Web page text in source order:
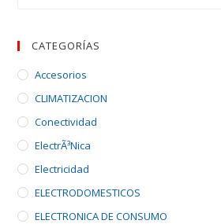
CATEGORÍAS
Accesorios
CLIMATIZACION
Conectividad
ElectrÃ³nica
Electricidad
ELECTRODOMESTICOS
ELECTRONICA DE CONSUMO